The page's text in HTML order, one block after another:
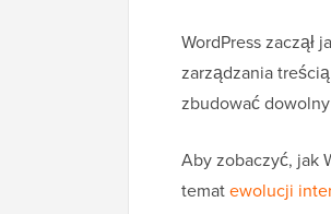
WordPress zaczął
zarządzania
zbudować
Aby zobaczyć, jak
tematewolucji